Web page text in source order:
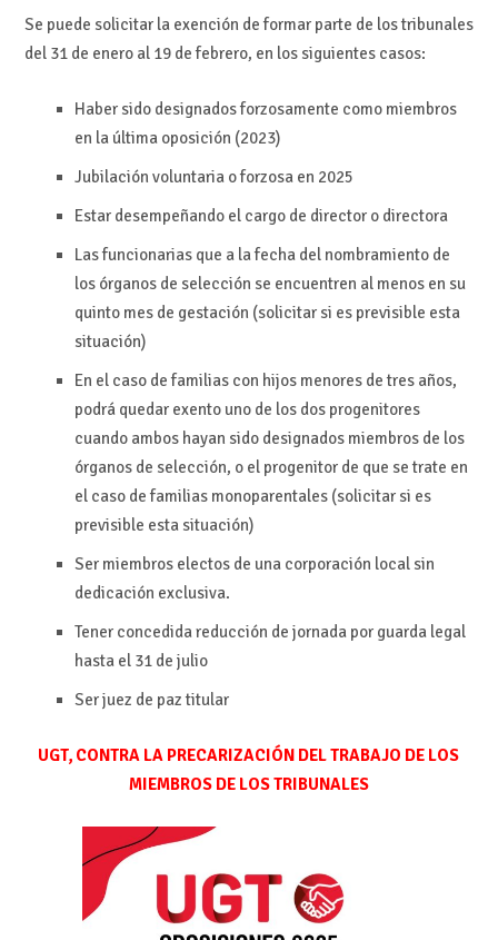
Se puede solicitar la exención de formar parte de los tribunales
del 31 de enero al 19 de febrero, en los siguientes casos:
Haber sido designados forzosamente como miembros
en la última oposición (2023)
Jubilación voluntaria o forzosa en 2025
Estar desempeñando el cargo de director o directora
Las funcionarias que a la fecha del nombramiento de
los órganos de selección se encuentren al menos en su
quinto mes de gestación (solicitar si es previsible esta
situación)
En el caso de familias con hijos menores de tres años,
podrá quedar exento uno de los dos progenitores
cuando ambos hayan sido designados miembros de los
órganos de selección, o el progenitor de que se trate en
el caso de familias monoparentales (solicitar si es
previsible esta situación)
Ser miembros electos de una corporación local sin
dedicación exclusiva.
Tener concedida reducción de jornada por guarda legal
hasta el 31 de julio
Ser juez de paz titular
UGT, CONTRA LA PRECARIZACIÓN DEL TRABAJO DE LOS
MIEMBROS DE LOS TRIBUNALES